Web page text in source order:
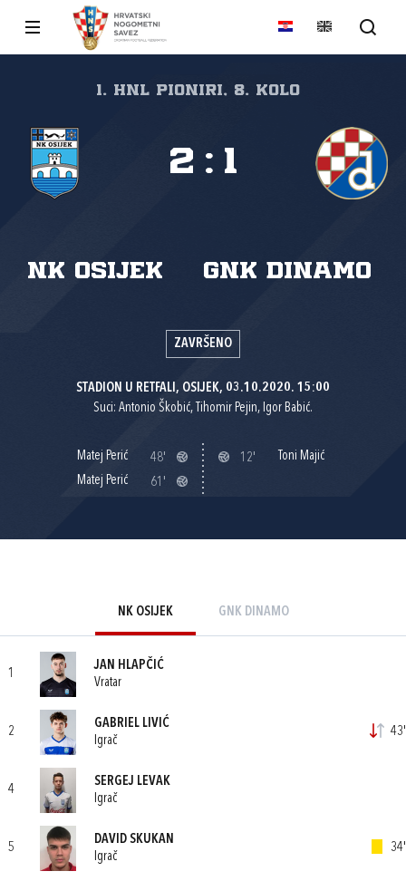
1. HNL Pioniri, 8. kolo
NK Osijek GNK Dinamo
2 : 1
ZAVRŠENO
STADION U RETFALI, OSIJEK, 03.10.2020. 15:00
Suci: Antonio Škobić, Tihomir Pejin, Igor Babić.
Matej Perić
48'
Matej Perić
61'
12' Toni Majić
NK OSIJEK GNK DINAMO
1
JAN HLAPČIĆ
Vratar
2
GABRIEL LIVIĆ
Igrač
43'
4
SERGEJ LEVAK
Igrač
5
DAVID SKUKAN
Igrač
34'